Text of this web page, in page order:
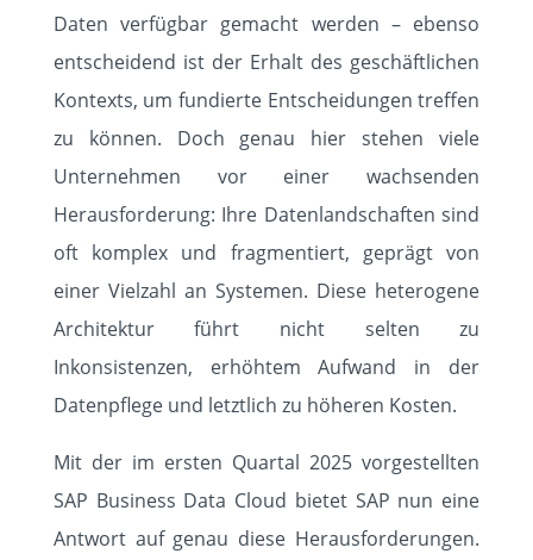
HOME
SOLUTIONS
ABOUT
STANDORTE
KUNDEN
EVENTS
Daten verfügbar gemacht werden – ebenso
entscheidend ist der Erhalt des geschäftlichen
Kontexts, um fundierte Entscheidungen treffen
zu können. Doch genau hier stehen viele
Unternehmen vor einer wachsenden
Herausforderung: Ihre Datenlandschaften sind
oft komplex und fragmentiert, geprägt von
einer Vielzahl an Systemen. Diese heterogene
Architektur führt nicht selten zu
Inkonsistenzen, erhöhtem Aufwand in der
Datenpflege und letztlich zu höheren Kosten.
Mit der im ersten Quartal 2025 vorgestellten
SAP Business Data Cloud bietet SAP nun eine
Antwort auf genau diese Herausforderungen.